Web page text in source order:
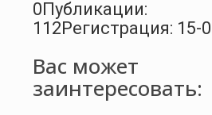
0Публикации:
112Регистрация: 15-
Вас может
заинтересовать: